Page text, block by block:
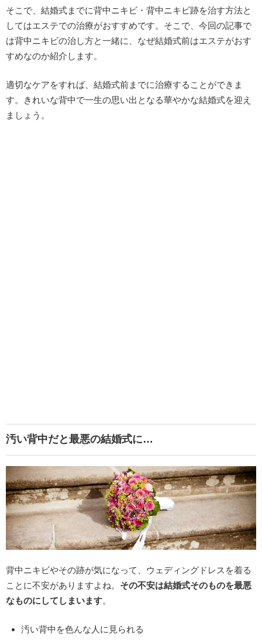
そこで、結婚式までに背中ニキビ・背中ニキビ跡を治す方法と
してはエステでの治療がおすすめです。そこで、今回の記事で
は背中ニキビの治し方と一緒に、なぜ結婚式前はエステがおす
すめなのか紹介します。
適切なケアをすれば、結婚式前までに治療することができま
す。きれいな背中で一生の思い出となる華やかな結婚式を迎え
ましょう。
汚い背中だと最悪の結婚式に…
背中ニキビやその跡が気になって、ウェディングドレスを着る
ことに不安がありますよね。 その不安は結婚式そのものを最悪
なものにしてしまいます。
汚い背中を色んな人に見られる